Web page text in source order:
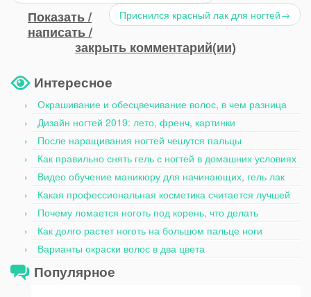
Приснился красный лак для ногтей→
Показать /
написать /
закрыть комментарий(ии)
Интересное
Окрашивание и обесцвечивание волос, в чем разница
Дизайн ногтей 2019: лето, френч, картинки
После наращивания ногтей чешутся пальцы
Как правильно снять гель с ногтей в домашних условиях
Видео обучение маникюру для начинающих, гель лак
Какая профессиональная косметика считается лучшей
Почему ломается ноготь под корень, что делать
Как долго растет ноготь на большом пальце ноги
Варианты окраски волос в два цвета
Популярное